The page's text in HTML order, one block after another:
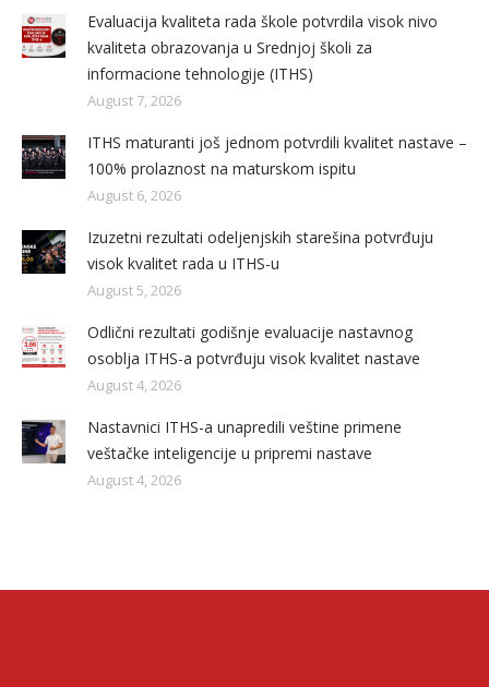
Evaluacija kvaliteta rada škole potvrdila visok nivo
kvaliteta obrazovanja u Srednjoj školi za
informacione tehnologije (ITHS)
August 7, 2026
ITHS maturanti još jednom potvrdili kvalitet nastave –
100% prolaznost na maturskom ispitu
August 6, 2026
Izuzetni rezultati odeljenjskih starešina potvrđuju
visok kvalitet rada u ITHS-u
August 5, 2026
Odlični rezultati godišnje evaluacije nastavnog
osoblja ITHS-a potvrđuju visok kvalitet nastave
August 4, 2026
Nastavnici ITHS-a unapredili veštine primene
veštačke inteligencije u pripremi nastave
August 4, 2026